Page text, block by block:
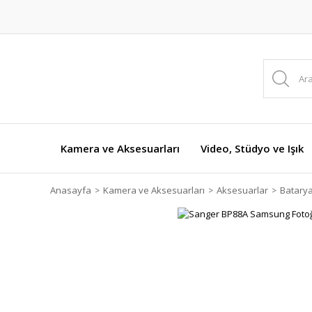
Kamera ve Aksesuarları Video, Stüdyo ve Işık
Anasayfa Kamera ve Aksesuarları Aksesuarlar